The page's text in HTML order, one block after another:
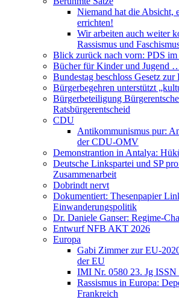
Niemand hat die Absicht,
errichten!
Wir arbeiten auch weiter
Rassismus und
Blick zurück nach vorn: PDS
Bücher für Kinder und Jugend
Bundestag beschloss Gesetz zur
Bürgerbegehren unterstützt
Bürgerbeteiligung
Ratsbürgerentscheid
CDU
Antikommunismus pur:
der CDU-OMV
Demonstrantion in Antalya:
Deutsche Linkspartei und SP
Zusammenarbeit
Dobrindt nervt
Dokumentiert: Thesenpapier
Einwanderungspolitik
Dr. Daniele Ganser: Regime-
Entwurf NFB AKT 2026
Europa
Gabi Zimmer zur EU-
der EU
IMI Nr. 0580 23. Jg ISSN
Rassismus in Europa:
Frankreich